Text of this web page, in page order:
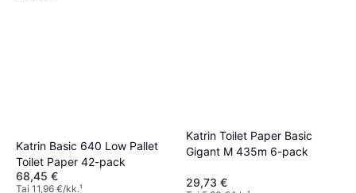
Katrin Basic 640 Low Pallet
Toilet Paper 42-pack
68,45 €
Tai 11,96 €/kk.¹
Katrin Toilet Paper Basic
Gigant M 435m 6-pack
29,73 €